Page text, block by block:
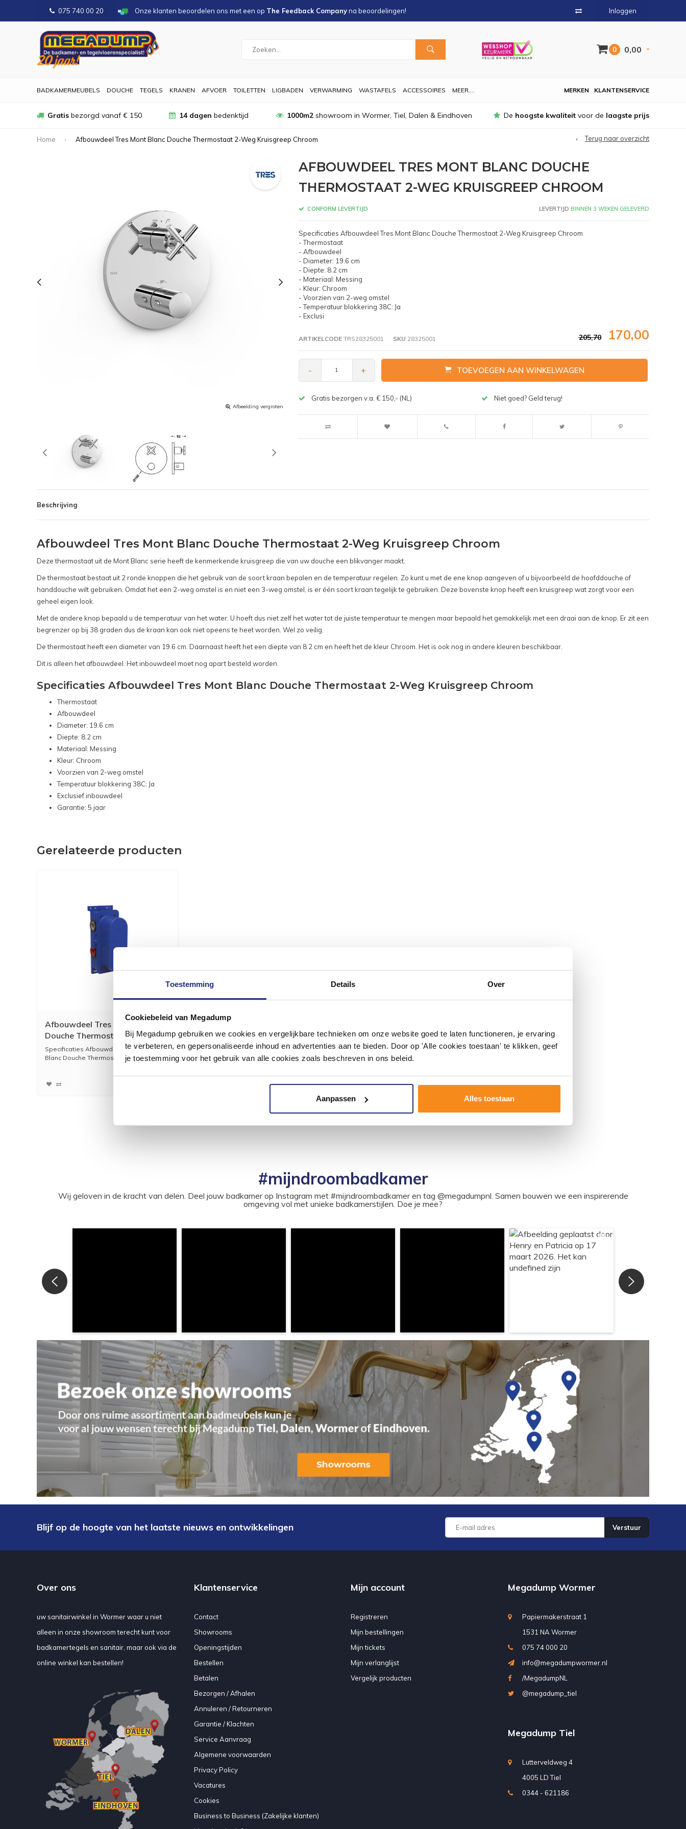
Toestemming Details Over
Cookiebeleid van Megadump
Bij Megadump gebruiken we cookies en vergelijkbare technieken om onze website goed te laten functioneren, je ervaring
te verbeteren, en gepersonaliseerde inhoud en advertenties aan te bieden. Door op 'Alle cookies toestaan' te klikken, geef
je toestemming voor het gebruik van alle cookies zoals beschreven in ons beleid.
Aanpassen Alles toestaan
075 740 00 20 Onze klanten beoordelen ons met een op The Feedback Companyna beoordelingen! Inloggen
0 0,00
BADKAMERMEUBELS DOUCHE TEGELS KRANEN AFVOER TOILETTEN LIGBADEN VERWARMING WASTAFELS ACCESSOIRES MEER.... KLANTENSERVICE
MERKEN
Gratis bezorgd vanaf € 150 14 dagen bedenktijd 1000m2showroom in Wormer, Tiel, Dalen & Eindhoven De hoogste kwaliteit voor de laagste prijs
Home Afbouwdeel Tres Mont Blanc Douche Thermostaat 2-Weg Kruisgreep Chroom Terug naar overzicht
Afbeelding vergroten
AFBOUWDEEL TRES MONT BLANC DOUCHE
THERMOSTAAT 2-WEG KRUISGREEP CHROOM
CONFORM LEVERTIJD LEVERTIJD BINNEN 3 WEKEN GELEVERD
Specificaties Afbouwdeel Tres Mont Blanc Douche Thermostaat 2-Weg Kruisgreep Chroom
- Thermostaat
- Afbouwdeel
- Diameter: 19.6 cm
- Diepte: 8.2 cm
- Materiaal: Messing
- Kleur: Chroom
- Voorzien van 2-weg omstel
- Temperatuur blokkering 38C: Ja
- Exclusi
ARTIKELCODETRS28325001 SKU 28325001 205,70 170,00
- + TOEVOEGEN AAN WINKELWAGEN
Gratis bezorgen v.a. € 150,- (NL) Niet goed? Geld terug!
Beschrijving
Afbouwdeel Tres Mont Blanc Douche Thermostaat 2-Weg Kruisgreep Chroom
Deze thermostaat uit de Mont Blanc serie heeft de kenmerkende kruisgreep die van uw douche een blikvanger maakt.
De thermostaat bestaat uit 2 ronde knoppen die het gebruik van de soort kraan bepalen en de temperatuur regelen. Zo kunt u met de ene knop aangeven of u bijvoorbeeld de hoofddouche of
handdouche wilt gebruiken. Omdat het een 2-weg omstel is en niet een 3-weg omstel, is er één soort kraan tegelijk te gebruiken. Deze bovenste knop heeft een kruisgreep wat zorgt voor een
geheel eigen look.
Met de andere knop bepaald u de temperatuur van het water. U hoeft dus niet zelf het water tot de juiste temperatuur te mengen maar bepaald het gemakkelijk met een draai aan de knop. Er zit een
begrenzer op bij 38 graden dus de kraan kan ook niet opeens te heet worden. Wel zo veilig.
De thermostaat heeft een diameter van 19.6 cm. Daarnaast heeft het een diepte van 8.2 cm en heeft het de kleur Chroom. Het is ook nog in andere kleuren beschikbaar.
Dit is alleen het afbouwdeel. Het inbouwdeel moet nog apart besteld worden.
Specificaties Afbouwdeel Tres Mont Blanc Douche Thermostaat 2-Weg Kruisgreep Chroom
Thermostaat
Afbouwdeel
Diameter: 19.6 cm
Diepte: 8.2 cm
Materiaal: Messing
Kleur: Chroom
Voorzien van 2-weg omstel
Temperatuur blokkering 38C: Ja
Exclusief inbouwdeel
Garantie: 5 jaar
Gerelateerde producten
Afbouwdeel Tres Mont Blanc
Douche Thermostaat 2-Weg
Chroom
Specificaties Afbouwdeel Tres Mont
Blanc Douche Thermostaat ...
130,00
#mijndroombadkamer
Wij geloven in de kracht van delen. Deel jouw badkamer op Instagram met #mijndroombadkamer en tag @megadumpnl. Samen bouwen we een inspirerende
omgeving vol met unieke badkamerstijlen. Doe je mee?
Blijf op de hoogte van het laatste nieuws en ontwikkelingen Verstuur
Over ons
uw sanitairwinkel in Wormer waar u niet
alleen in onze showroom terecht kunt voor
badkamertegels en sanitair, maar ook via de
online winkel kan bestellen!
Klantenservice
Contact
Showrooms
Openingstijden
Bestellen
Betalen
Bezorgen / Afhalen
Annuleren / Retourneren
Garantie / Klachten
Service Aanvraag
Algemene voorwaarden
Privacy Policy
Vacatures
Cookies
Business to Business (Zakelijke klanten)
Mijn account
Registreren
Mijn bestellingen
Mijn tickets
Mijn verlanglijst
Vergelijk producten
Megadump Wormer
Papiermakerstraat 1
1531 NA Wormer
075 74 000 20
info@megadumpwormer.nl
/MegadumpNL
@megadump_tiel
Megadump Tiel
Lutterveldweg 4
4005 LD Tiel
0344 - 621186